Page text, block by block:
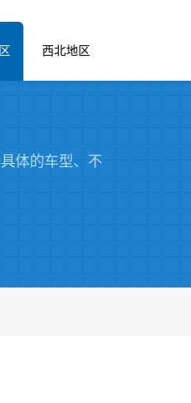
西北地区
体的车型、不